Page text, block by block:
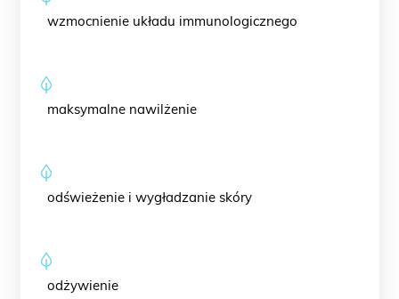
wzmocnienie układu immunologicznego
maksymalne nawilżenie
odświeżenie i wygładzanie skóry
odżywienie